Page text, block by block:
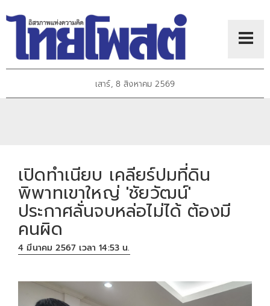
เสาร์, 8 สิงหาคม 2569
เปิดทำเนียบ เคลียร์ปมที่ดิน
พิพาทเขาใหญ่ 'ชัยวัฒน์'
ประกาศลั่นจบหล่อไม่ได้ ต้องมี
คนผิด
4 มีนาคม 2567 เวลา 14:53 น.